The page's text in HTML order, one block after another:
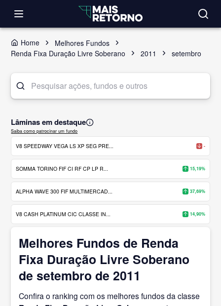
Home
Melhores Fundos
Renda Fixa Duração Livre Soberano
2011 setembro
Lâminas em destaque
Saiba como patrocinar um fundo
V8 SPEEDWAY VEGA LS XP SEG PRE... -
SOMMA TORINO FIF CI RF CP LP R... 15,19%
ALPHA WAVE 300 FIF MULTIMERCAD... 37,69%
V8 CASH PLATINUM CIC CLASSE IN... 14,90%
Melhores Fundos de Renda
Fixa Duração Livre Soberano
de setembro de 2011
Confira o ranking com os melhores fundos da classe